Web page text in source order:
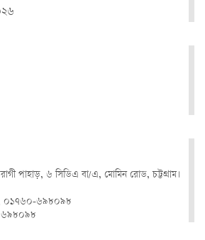
পাহাড়, ৬ সিডিএ বা/এ, মোমিন রোড, চট্টগ্রাম।
০১৭৬০-৬৯৮০৯৮